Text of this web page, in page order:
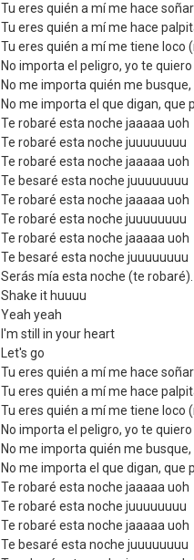
Tu eres quién a mí me hace soñar
Tu eres quién a mí me hace
Tu eres quién a mí me tiene loco
No importa el peligro, yo te
No me importa quién me
No me importa el que digan, que
Te robaré esta noche jaaaaa uoh
Te robaré esta noche juuuuuuuu
Te robaré esta noche jaaaaa uoh
Te besaré esta noche juuuuuuuu
Te robaré esta noche jaaaaa uoh
Te robaré esta noche juuuuuuuu
Te robaré esta noche jaaaaa uoh
Te besaré esta noche juuuuuuuu
Serás mía esta noche (te robaré).
Shake it huuuu
Yeah yeah
I'm still in your heart
Let's go
Tu eres quién a mí me hace soñar
Tu eres quién a mí me hace
Tu eres quién a mí me tiene loco
No importa el peligro, yo te
No me importa quién me
No me importa el que digan, que
Te robaré esta noche jaaaaa uoh
Te robaré esta noche juuuuuuuu
Te robaré esta noche jaaaaa uoh
Te besaré esta noche juuuuuuuu